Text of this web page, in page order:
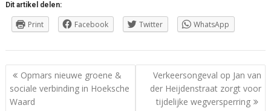
Dit artikel delen:
Print Facebook Twitter WhatsApp
Berichtnavigatie
Opmars nieuwe groene &
sociale verbinding in Hoeksche
Waard
Verkeersongeval op Jan van
der Heijdenstraat zorgt voor
tijdelijke wegversperring